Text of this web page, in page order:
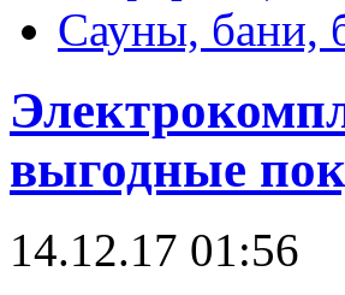
Сауны, бани,
выгодные
14.12.17 01:56